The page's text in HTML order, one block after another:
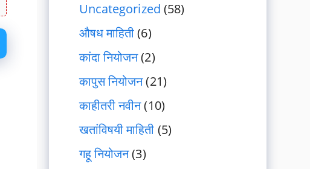
Uncategorized (58)
औषध माहिती(6)
कांदा नियोजन(2)
कापुस नियोजन(21)
काहीतरी नवीन(10)
खतांविषयी माहिती (5)
गहू नियोजन(3)